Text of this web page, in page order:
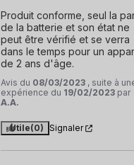
Produit conforme, seul la
de la batterie et son état ne
peut être vérifié et se verra
dans le temps pour un
de 2 ans d'âge.
Avis du 08/03/2023 , suite à
expérience du 19/02/2023 par
A.A.
Utile(0) Signaler